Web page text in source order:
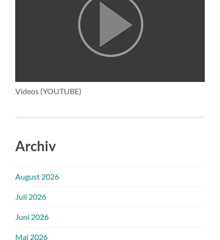
Videos (YOUTUBE)
Archiv
August 2026
Juli 2026
Juni 2026
Mai 2026